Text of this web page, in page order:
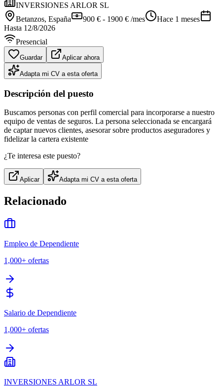
INVERSIONES ARLOR SL
Betanzos, España 900 € - 1900 € /mes
Hace 1 meses
Hasta 12/8/2026
Presencial
Guardar Aplicar ahora
Adapta mi CV a esta oferta
Descripción del puesto
Buscamos personas con perfil comercial para incorporarse a nuestro
equipo de ventas de seguros. La persona seleccionada se encargará
de captar nuevos clientes, asesorar sobre productos aseguradores y
fidelizar la cartera existente
¿Te interesa este puesto?
Aplicar Adapta mi CV a esta oferta
Relacionado
Empleo de Dependiente
1,000+ ofertas
Salario de Dependiente
1,000+ ofertas
INVERSIONES ARLOR SL